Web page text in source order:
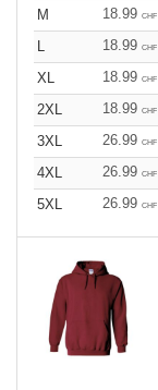
M
18.99 CHF
L
18.99 CHF
XL
18.99 CHF
2XL
18.99 CHF
3XL
26.99 CHF
4XL
26.99 CHF
5XL
26.99 CHF